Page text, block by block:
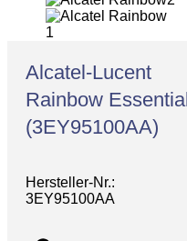
Alcatel-Lucent
Rainbow Essential
(3EY95100AA)
Hersteller-Nr.:
3EY95100AA